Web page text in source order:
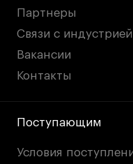
Партнеры
Связи с индустрией
Вакансии
Контакты
Поступающим
Условия